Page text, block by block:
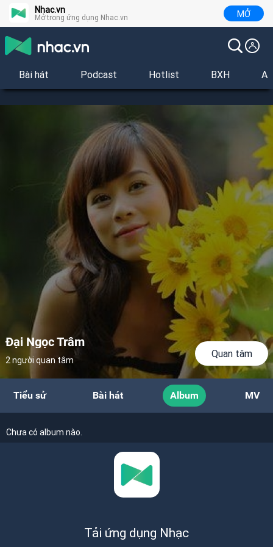
Nhac.vn
Mở trong ứng dụng Nhac.vn MỞ
Bài hát Podcast Hotlist BXH
Đại Ngọc Trâm
2 người quan tâm
Quan tâm
Tiểu sử Bài hát Album MV
Chưa có album nào.
Tải ứng dụng Nhạc